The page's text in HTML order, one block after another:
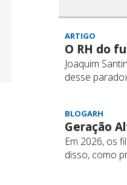
ARTIGO
O RH do
Joaquim
desse
BLOGARH
Geração
Em 2026, os
disso, como